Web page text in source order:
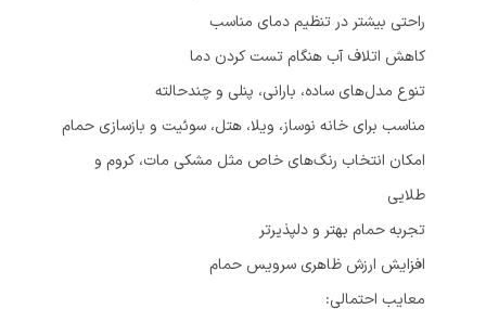
راحتی بیشتر در تنظیم دمای مناسب
کاهش اتلاف آب هنگام تست کردن دما
تنوع مدل‌های ساده، بارانی، پنلی و چندحالته
مناسب برای خانه نوساز، ویلا، هتل، سوئیت و بازسازی حمام
امکان انتخاب رنگ‌های خاص مثل مشکی مات، کروم و
طلایی
تجربه حمام بهتر و دلپذیرتر
افزایش ارزش ظاهری سرویس حمام
معایب احتمالی: